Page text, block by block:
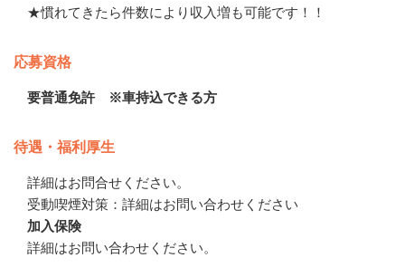
★慣れてきたら件数により収入増も可能です！！
応募資格
要普通免許 ※車持込できる方
待遇・福利厚生
詳細はお問合せください。
受動喫煙対策：詳細はお問い合わせください
加入保険
詳細はお問い合わせください。